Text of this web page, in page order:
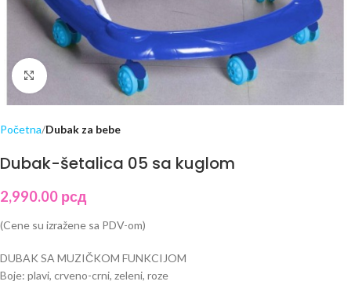
Click to enlarge
Početna Dubak za bebe
Dubak-šetalica 05 sa kuglom
2,990.00 рсд
(Cene su izražene sa PDV-om)
DUBAK SA MUZIČKOM FUNKCIJOM
Boje: plavi, crveno-crni, zeleni, roze